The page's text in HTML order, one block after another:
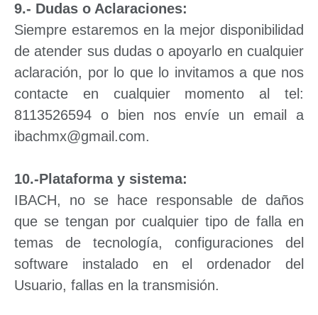
9.- Dudas o Aclaraciones:
Siempre estaremos en la mejor disponibilidad
de atender sus dudas o apoyarlo en cualquier
aclaración, por lo que lo invitamos a que nos
contacte en cualquier momento al tel:
8113526594 o bien nos envíe un email a
ibachmx@gmail.com.
10.-Plataforma y sistema:
IBACH, no se hace responsable de daños
que se tengan por cualquier tipo de falla en
temas de tecnología, configuraciones del
software instalado en el ordenador del
Usuario, fallas en la transmisión.